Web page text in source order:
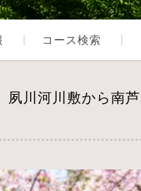
コース検索
川河川敷から南芦